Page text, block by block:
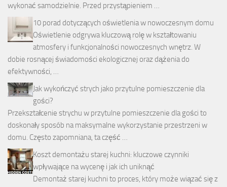
wykonać samodzielnie. Przed przystąpieniem …
10 porad dotyczących oświetlenia w nowoczesnym domu
Oświetlenie odgrywa kluczową rolę w kształtowaniu
atmosfery i funkcjonalności nowoczesnych wnętrz. W
dobie rosnącej świadomości ekologicznej oraz dążenia do
efektywności, …
Jak wykończyć strych jako przytulne pomieszczenie dla
gości?
Przekształcenie strychu w przytulne pomieszczenie dla gości to
doskonały sposób na maksymalne wykorzystanie przestrzeni w
domu. Często zapomniana, ta część …
Koszt demontażu starej kuchni: kluczowe czynniki
wpływające na wycenę i jak ich uniknąć
Demontaż starej kuchni to proces, który może wiązać się z